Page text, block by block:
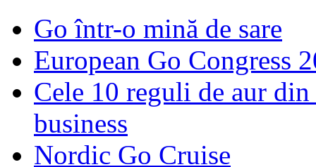
Go într-o mină de sare
European Go Congress
Cele 10 reguli de aur
business
Nordic Go Cruise